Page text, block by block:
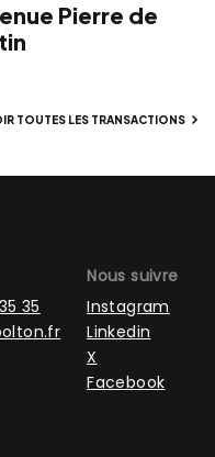
Pierre de
TOUTES LES TRANSACTIONS
35
Nous suivre
Instagram
Linkedin
X
Facebook